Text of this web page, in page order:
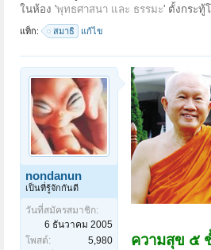
ในห้อง 'พุทธศาสนา และ ธรรมะ' ตั้งกระทู้
แท็ก: สมาธิ แก้ไข
nondanun
เป็นที่รู้จักกันดี
วันที่สมัครสมาชิก:
6 ธันวาคม 2005
โพสต์:
5,980
ความสุข ๕